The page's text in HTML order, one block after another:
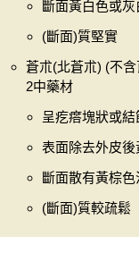
斷面黃白色或
(斷面)質堅實
蒼朮(北蒼朮) (不
2中藥材
呈疙瘩塊狀或
表面除去外皮後
斷面散有黃棕色
(斷面)質較疏鬆